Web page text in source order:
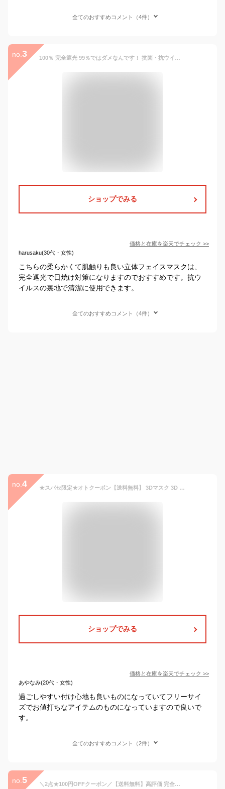
全てのおすすめコメント（4件）
no. 3 100％ 完全遮光 99％ではダメなんです！ 抗菌・抗ウイルス 立体フェイスマスク(Mサイズ) 【Rose Blanc】肌ケア UVフェイスマスク 撥水加工 紫外線カット
ショップでみる
価格と在庫を楽天でチェック >>
harusaku(30代・女性)
こちらの柔らかくて肌触りも良い立体フェイスマスクは、
完全遮光で日焼け対策になりますのでおすすめです。抗ウ
イルスの裏地で清潔に使用できます。
全てのおすすめコメント（4件）
no. 4 ★スパセ限定★オトクーポン【送料無料】 3Dマスク 3D MASK 完全遮光 日焼け防止 ひんやり 接触冷感 目尻保護 UPF50+ 花粉対策 小顔効果 マスク 日焼け防止専用マスク UVカット うるおい 保湿 男女兼用 フリーサイズ 洗える 快適 mk007
ショップでみる
価格と在庫を楽天でチェック >>
あやなみ(20代・女性)
過ごしやすい付け心地も良いものになっていてフリーサイ
ズでお値打ちなアイテムのものになっていますので良いで
す。
全てのおすすめコメント（2件）
no. 5 ＼2点★100円OFFクーポン／【送料無料】高評価 完全遮光100％ 夏 日焼け マスク 接触冷感マスク 日焼け防止マスク UPF50+ 紫外線 目元 目尻保護 UVカット 3D MASK 小顔効果 保湿 ヒアルロン酸配合 美白 ひんやり 水洗い レディース フリーサイズ ナイトマスク 就寝用マスク